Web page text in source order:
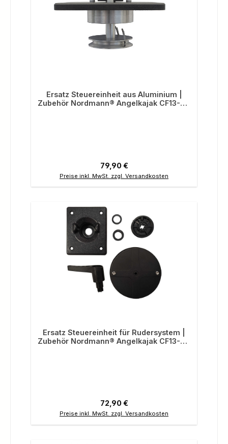
Ersatz Steuereinheit aus Aluminium |
Zubehör Nordmann® Angelkajak CF13-21,
Regulärer Preis:
79,90 €
Preise inkl. MwSt. zzgl. Versandkosten
Ersatz Steuereinheit für Rudersystem |
Zubehör Nordmann® Angelkajak CF13-21,
Regulärer Preis:
72,90 €
Preise inkl. MwSt. zzgl. Versandkosten